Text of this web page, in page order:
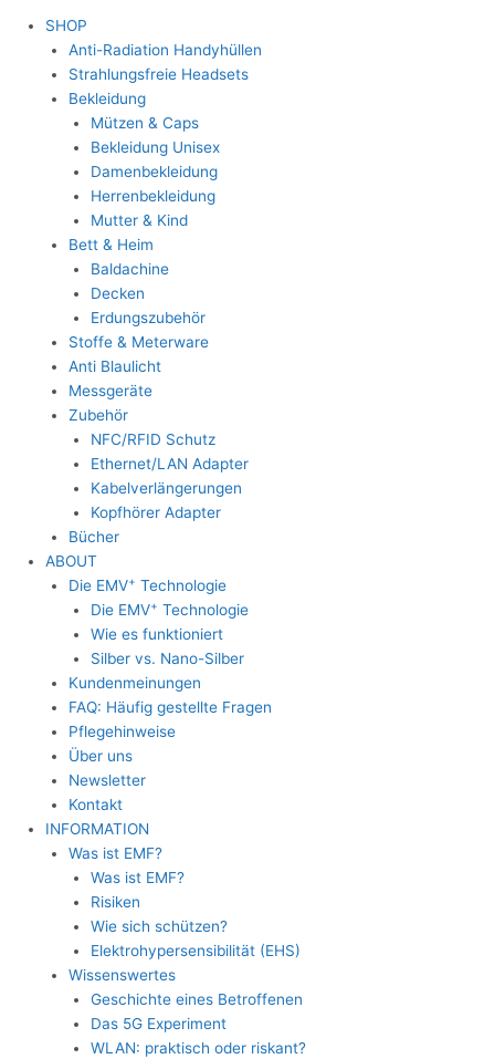
SHOP
Anti-Radiation Handyhüllen
Strahlungsfreie Headsets
Bekleidung
Mützen & Caps
Bekleidung Unisex
Damenbekleidung
Herrenbekleidung
Mutter & Kind
Bett & Heim
Baldachine
Decken
Erdungszubehör
Stoffe & Meterware
Anti Blaulicht
Messgeräte
Zubehör
NFC/RFID Schutz
Ethernet/LAN Adapter
Kabelverlängerungen
Kopfhörer Adapter
Bücher
ABOUT
Die EMV+ Technologie
Die EMV+ Technologie
Wie es funktioniert
Silber vs. Nano-Silber
Kundenmeinungen
FAQ: Häufig gestellte Fragen
Pflegehinweise
Über uns
Newsletter
Kontakt
INFORMATION
Was ist EMF?
Was ist EMF?
Risiken
Wie sich schützen?
Elektrohypersensibilität (EHS)
Wissenswertes
Geschichte eines Betroffenen
Das 5G Experiment
WLAN: praktisch oder riskant?